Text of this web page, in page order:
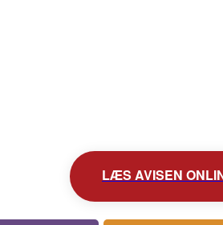
LÆS AVISEN